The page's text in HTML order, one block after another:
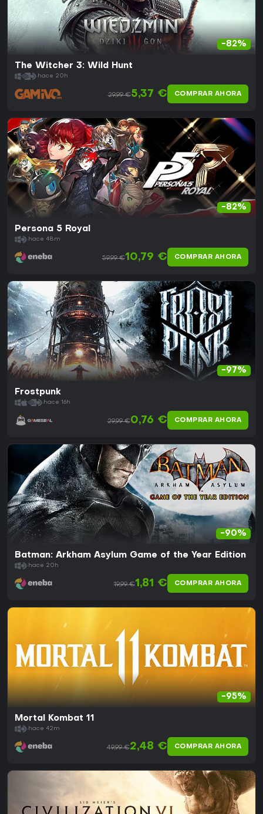
-82%
The Witcher 3: Wild Hunt
hace 20h
29,99 €5,37 € COMPRAR AHORA
-82%
Persona 5 Royal
hace 48m
59,99 €10,79 € COMPRAR AHORA
-97%
Frostpunk
hace 16h
29,99 €0,76 € COMPRAR AHORA
-90%
Batman: Arkham Asylum Game of the Year Edition
hace 20h
19,99 €1,81 € COMPRAR AHORA
-95%
Mortal Kombat 11
hace 42m
49,99 €2,48 € COMPRAR AHORA